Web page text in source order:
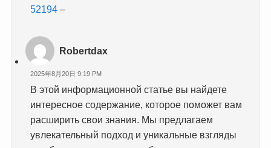
52194 –
Robertdax
2025年8月20日 9:19 PM
В этой информационной статье вы найдете
интересное содержание, которое поможет вам
расширить свои знания. Мы предлагаем
увлекательный подход и уникальные взгляды